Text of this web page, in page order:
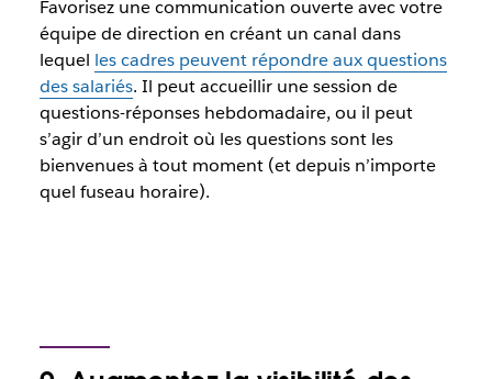
Favorisez une communication ouverte avec votre
équipe de direction en créant un canal dans
lequel les cadres peuvent répondre aux questions
des salariés. Il peut accueillir une session de
questions-réponses hebdomadaire, ou il peut
s’agir d’un endroit où les questions sont les
bienvenues à tout moment (et depuis n’importe
quel fuseau horaire).